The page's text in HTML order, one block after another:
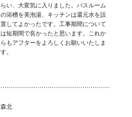
らい、大変気に入りました。バスルーム
の浴槽を美泡湯、キッチンは還元水を設
置してよかったです。工事期間について
は短期間で良かったと思います。これか
らもアフターをよろしくお願いいたしま
す。
森北